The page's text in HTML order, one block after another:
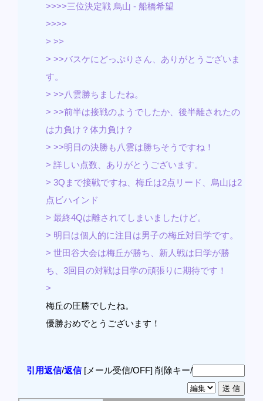
>>>>三位決定戦 烏山 - 船橋希望
>>>>
> >>
> >>バスケにどっぷりさん、ありがとうございま
す。
> >>八雲勝ちましたね。
> >>前半は接戦のようでしたか、後半離されたの
は力負け？体力負け？
> >>明日の決勝も八雲は勝ちそうですね！
> 詳しい点数、ありがとうございます。
> 3Qまで接戦ですね、梅丘は2点リード、烏山は2
点ビハインド
> 最終4Qは離されてしまいましたけど。
> 明日は個人的に注目は男子の梅丘対日学です。
> 世田谷大会は梅丘が勝ち、新人戦は日学が勝
ち、3回目の対戦は日学の頑張りに期待です！
>
梅丘の圧勝でしたね。
優勝おめでとうございます！
引用返信/返信[メール受信/OFF] 削除キー/